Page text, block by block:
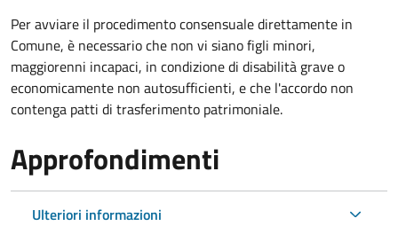
Per avviare il procedimento consensuale direttamente in
Comune, è necessario che non vi siano figli minori,
maggiorenni incapaci, in condizione di disabilità grave o
economicamente non autosufficienti, e che l'accordo non
contenga patti di trasferimento patrimoniale.
Approfondimenti
Ulteriori informazioni